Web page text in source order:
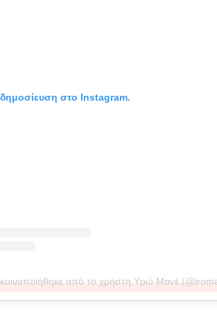
δημοσίευση στο Instagram.
από το χρήστη Υρώ Μανέ